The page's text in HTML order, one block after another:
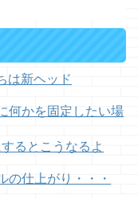
は新ヘッド
何かを固定したい場
るとこうなるよ
の仕上がり・・・